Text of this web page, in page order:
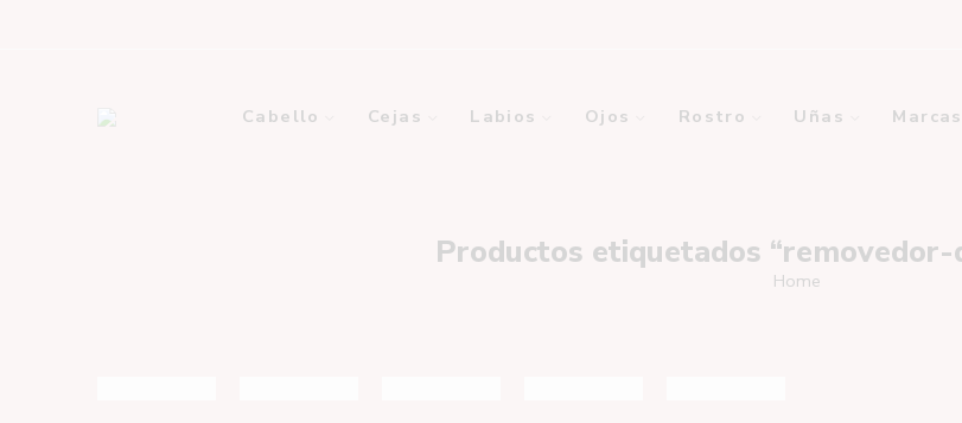
Cabello Cejas Labios Ojos Rostro Uñas Marcas
Productos etiquetados “removedor-
Home